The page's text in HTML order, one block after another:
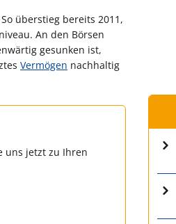
überstieg bereits 2011,
An den Börsen
gesunken ist,
Vermögen nachhaltig
uns jetzt zu Ihren